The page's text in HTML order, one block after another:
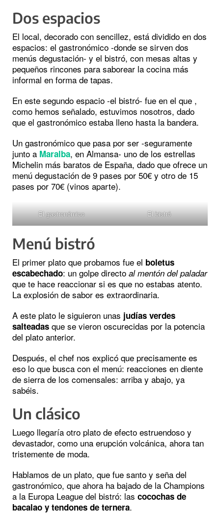
Dos espacios
El local, decorado con sencillez, está dividido en dos
espacios: el gastronómico -donde se sirven dos
menús degustación- y el bistró, con mesas altas y
pequeños rincones para saborear la cocina más
informal en forma de tapas.
En este segundo espacio -el bistró- fue en el que ,
como hemos señalado, estuvimos nosotros, dado
que el gastronómico estaba lleno hasta la bandera.
Un gastronómico que pasa por ser -seguramente
junto a Maralba, en Almansa- uno de los estrellas
Michelin más baratos de España, dado que ofrece un
menú degustación de 9 pases por 50€ y otro de 15
pases por 70€ (vinos aparte).
El gastronómico El bistró
Menú bistró
El primer plato que probamos fue el boletus
escabechado: un golpe directo al mentón del paladar
que te hace reaccionar si es que no estabas atento.
La explosión de sabor es extraordinaria.
A este plato le siguieron unas judías verdes
salteadas que se vieron oscurecidas por la potencia
del plato anterior.
Después, el chef nos explicó que precisamente es
eso lo que busca con el menú: reacciones en diente
de sierra de los comensales: arriba y abajo, ya
sabéis.
Un clásico
Luego llegaría otro plato de efecto estruendoso y
devastador, como una erupción volcánica, ahora tan
tristemente de moda.
Hablamos de un plato, que fue santo y seña del
gastronómico, que ahora ha bajado de la Champions
a la Europa League del bistró: las cocochas de
bacalao y tendones de ternera.